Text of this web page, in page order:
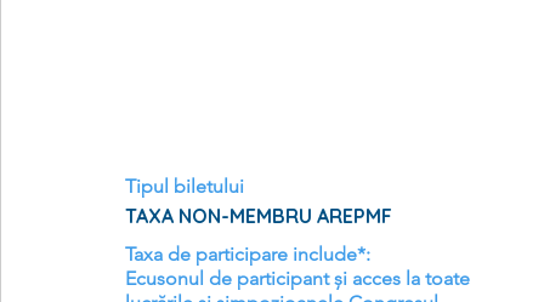
Tipul biletului
TAXA NON-MEMBRU AREPMF
Taxa de participare include*:
Ecusonul de participant și acces la toate